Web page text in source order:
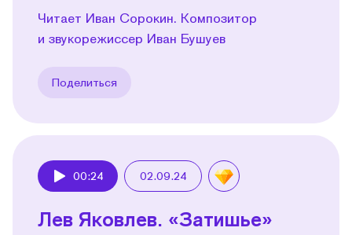
Читает Иван Сорокин. Композитор
и звукорежиссер Иван Бушуев
Поделиться
00:24 02.09.24
Лев Яковлев. «Затишье»